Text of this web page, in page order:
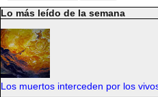
Lo más leído de la semana
Los muertos interceden por los